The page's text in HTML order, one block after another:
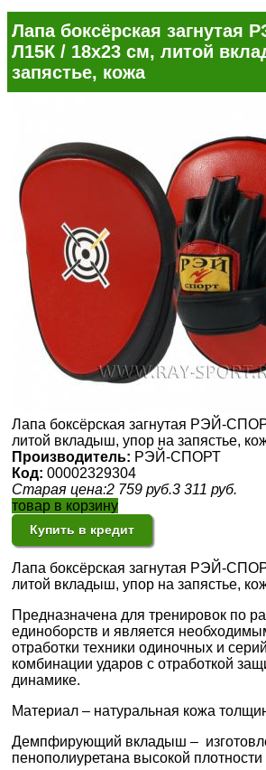
Лапа боксёрская загнутая
Л15К / 18х23 см, литой
запястье, кожа
Лапа боксёрская загнутая РЭЙ-
литой вкладыш, упор на запястье,
Производитель: РЭЙ-СПОРТ
Код: 00002329304
Старая цена:2 759 руб.3 311 руб.
товар в корзину
Купить в кредит
Лапа боксёрская загнутая РЭЙ-
литой вкладыш, упор на запястье,
Предназначена для тренировок по
единоборств и является
отработки техники одиночных и
комбинации ударов с отработкой
динамике.
Материал – натуральная кожа
Демпфирующий вкладыш –
пенополиуретана высокой